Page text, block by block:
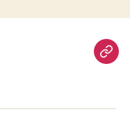
重